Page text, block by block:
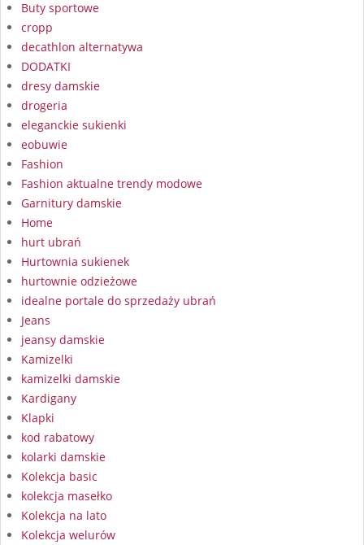
Buty sportowe
cropp
decathlon alternatywa
DODATKI
dresy damskie
drogeria
eleganckie sukienki
eobuwie
Fashion
Fashion aktualne trendy modowe
Garnitury damskie
Home
hurt ubrań
Hurtownia sukienek
hurtownie odzieżowe
idealne portale do sprzedaży ubrań
Jeans
jeansy damskie
Kamizelki
kamizelki damskie
Kardigany
Klapki
kod rabatowy
kolarki damskie
Kolekcja basic
kolekcja masełko
Kolekcja na lato
Kolekcja welurów